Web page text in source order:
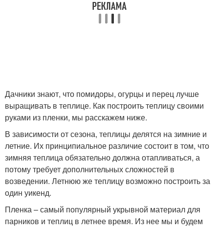
Дачники знают, что помидоры, огурцы и перец лучше
выращивать в теплице. Как построить теплицу своими
руками из пленки, мы расскажем ниже.
В зависимости от сезона, теплицы делятся на зимние и
летние. Их принципиальное различие состоит в том, что
зимняя теплица обязательно должна отапливаться, а
потому требует дополнительных сложностей в
возведении. Летнюю же теплицу возможно построить за
один уикенд.
Пленка – самый популярный укрывной материал для
парников и теплиц в летнее время. Из нее мы и будем